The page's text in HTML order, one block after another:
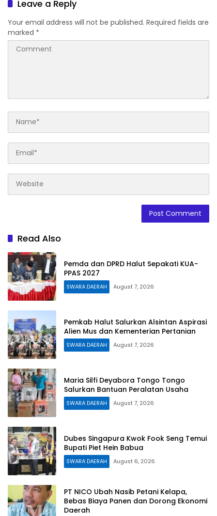
Leave a Reply
Your email address will not be published. Required fields are
marked *
Read Also
Pemda dan DPRD Halut Sepakati KUA-
PPAS 2027
SWARA DAERAH August 7, 2026
Pemkab Halut Salurkan Alsintan Aspirasi
Alien Mus dan Kementerian Pertanian
SWARA DAERAH August 7, 2026
Maria Silfi Deyabora Tongo Tongo
Salurkan Bantuan Peralatan Usaha
SWARA DAERAH August 7, 2026
Dubes Singapura Kwok Fook Seng Temui
Bupati Piet Hein Babua
SWARA DAERAH August 6, 2026
PT NICO Ubah Nasib Petani Kelapa,
Bebas Biaya Panen dan Dorong Ekonomi
Daerah